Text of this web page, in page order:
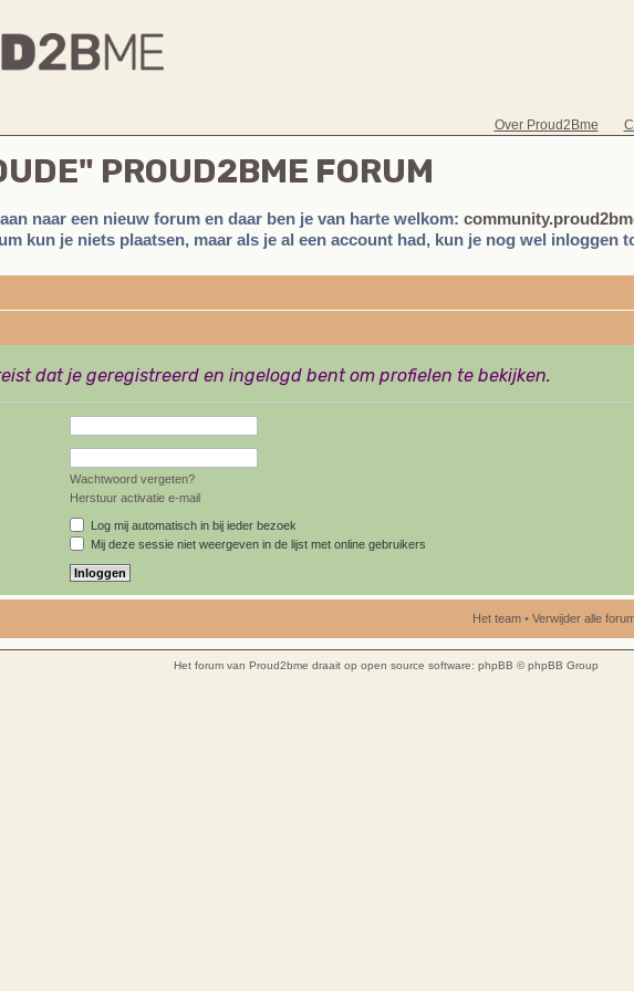
Over Proud2Bme
PROUD2BME FORUM
naar een nieuw forum en daar ben je van harte welkom:
kun je niets plaatsen, maar als je al een account had, kun je nog wel inloggen
dat je geregistreerd en ingelogd bent om profielen te bekijken.
Wachtwoord vergeten?
Herstuur activatie e-mail
Log mij automatisch in bij ieder bezoek
Mij deze sessie niet weergeven in de lijst met online gebruikers
Het team• Verwijder alle
Het forum van Proud2bme draait op open source software: phpBB © phpBB Group